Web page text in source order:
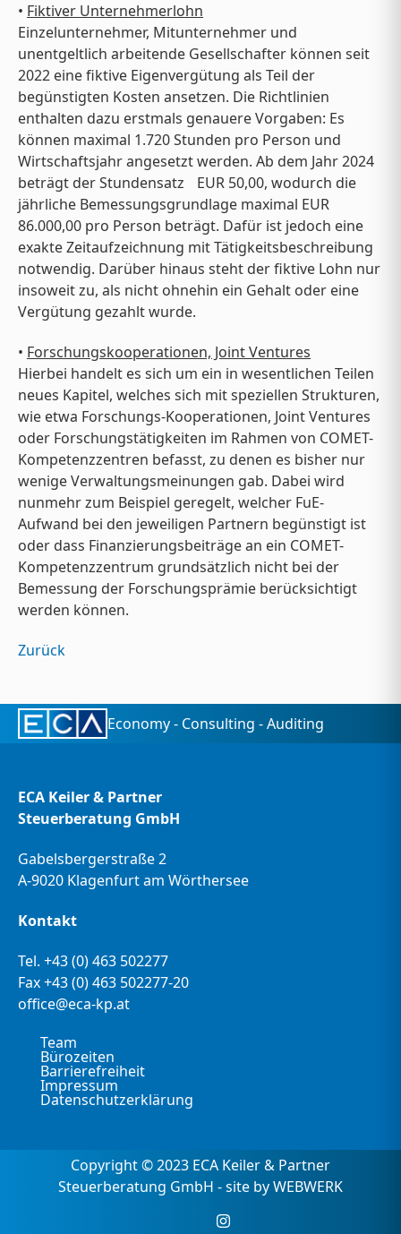
• Fiktiver Unternehmerlohn
Einzelunternehmer, Mitunternehmer und
unentgeltlich arbeitende Gesellschafter können seit
2022 eine fiktive Eigenvergütung als Teil der
begünstigten Kosten ansetzen. Die Richtlinien
enthalten dazu erstmals genauere Vorgaben: Es
können maximal 1.720 Stunden pro Person und
Wirtschaftsjahr angesetzt werden. Ab dem Jahr 2024
beträgt der Stundensatz EUR 50,00, wodurch die
jährliche Bemessungsgrundlage maximal EUR
86.000,00 pro Person beträgt. Dafür ist jedoch eine
exakte Zeitaufzeichnung mit Tätigkeitsbeschreibung
notwendig. Darüber hinaus steht der fiktive Lohn nur
insoweit zu, als nicht ohnehin ein Gehalt oder eine
Vergütung gezahlt wurde.
• Forschungskooperationen, Joint Ventures
Hierbei handelt es sich um ein in wesentlichen Teilen
neues Kapitel, welches sich mit speziellen Strukturen,
wie etwa Forschungs-Kooperationen, Joint Ventures
oder Forschungstätigkeiten im Rahmen von COMET-
Kompetenzzentren befasst, zu denen es bisher nur
wenige Verwaltungsmeinungen gab. Dabei wird
nunmehr zum Beispiel geregelt, welcher FuE-
Aufwand bei den jeweiligen Partnern begünstigt ist
oder dass Finanzierungsbeiträge an ein COMET-
Kompetenzzentrum grundsätzlich nicht bei der
Bemessung der Forschungsprämie berücksichtigt
werden können.
Zurück
Economy - Consulting - Auditing
ECA Keiler & Partner
Steuerberatung GmbH
Gabelsbergerstraße 2
A-9020 Klagenfurt am Wörthersee
Kontakt
Tel. +43 (0) 463 502277
Fax +43 (0) 463 502277-20
office@eca-kp.at
Team
Bürozeiten
Barrierefreiheit
Impressum
Datenschutzerklärung
Copyright © 2023 ECA Keiler & Partner
Steuerberatung GmbH - site by WEBWERK